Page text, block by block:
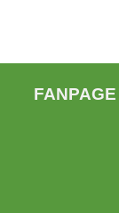
FANPAGE